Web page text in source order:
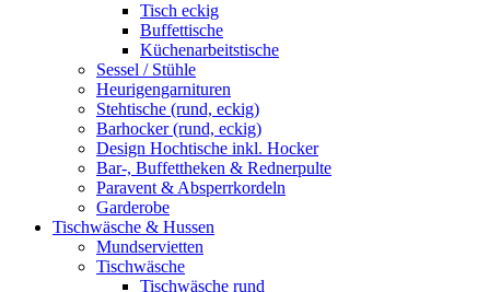
Tisch eckig
Buffettische
Küchenarbeitstische
Sessel / Stühle
Heurigengarnituren
Stehtische (rund, eckig)
Barhocker (rund, eckig)
Design Hochtische inkl. Hocker
Bar-, Buffettheken & Rednerpulte
Paravent & Absperrkordeln
Garderobe
Tischwäsche & Hussen
Mundservietten
Tischwäsche
Tischwäsche rund